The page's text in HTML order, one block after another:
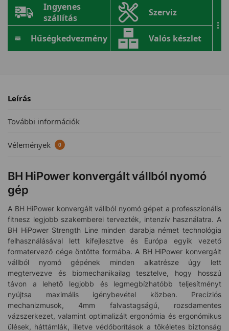
Ingyenes
szállítás
Szerviz
Hűségkedvezmény Valós készlet
...
Leírás
További információk
Vélemények 0
BH HiPower konvergált vállból nyomó
gép
A BH HiPower konvergált vállból nyomó gépet a professzionális
fitnesz legjobb szakemberei tervezték, intenzív használatra. A
BH HiPower Strength Line minden darabja német technológia
felhasználásával lett kifejlesztve és Európa egyik vezető
formatervező cége öntötte formába. A BH HiPower konvergált
vállból nyomó gépének minden alkatrésze úgy lett
megtervezve és biomechanikailag tesztelve, hogy hosszú
távon a lehető legjobb és legmegbízhatóbb teljesítményt
nyújtsa maximális igénybevétel közben. Precíziós
mechanizmusok, 4mm falvastagságú, rozsdamentes
vázszerkezet, valamint optimalizált ergonómia és ergonómikus
ülések, háttámlák, illetve védőborítások a tökéletes biztonság